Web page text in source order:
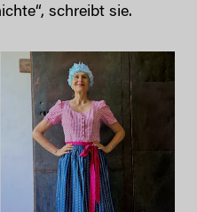
schreibt sie.